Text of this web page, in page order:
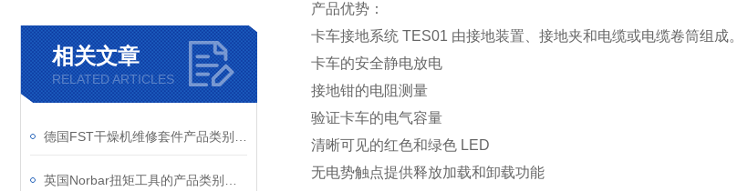
相关文章
RELATED ARTICLES
产品优势：
卡车接地系统 TES01 由接地装置、接地夹和电缆或电缆卷筒组成。
卡车的安全静电放电
接地钳的电阻测量
验证卡车的电气容量
清晰可见的红色和绿色 LED
无电势触点提供释放加载和卸载功能